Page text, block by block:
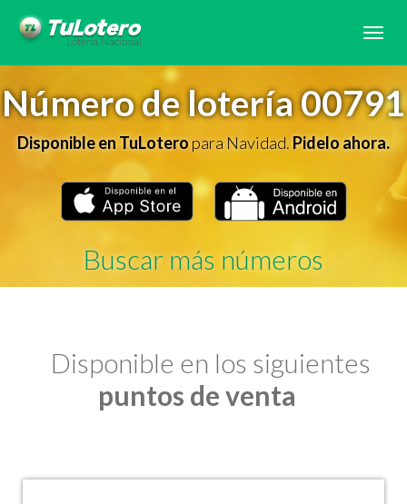
Número de lotería 00791
Disponible en TuLoteropara Navidad.Pidelo ahora.
Buscar más números
Disponible en los siguientes
puntos de venta